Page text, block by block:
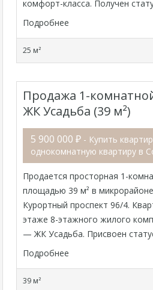
комфорт-класса. Получен
Подробнее
25 м²
Продажа 1-
ЖК Усадьба (39 м²)
5 900 000 ₽ - Купить
однокомнатную квартиру в
Продается просторная 1-
площадью 39 м² в
Курортный проспект 96/4.
этаже 8-этажного жилого
— ЖК Усадьба. Присвоен
Подробнее
39 м²